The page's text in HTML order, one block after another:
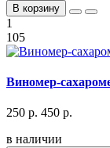
В корзину
1
105
Виномер-
250 р. 450 р.
в наличии